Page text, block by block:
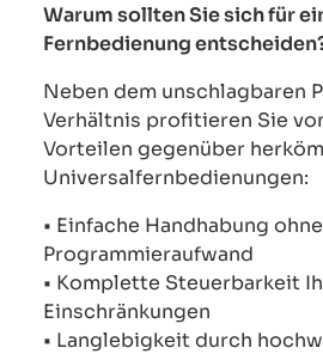
Warum sollten Sie sich für
Fernbedienung
Neben dem unschlagbaren
Verhältnis profitieren Sie
Vorteilen gegenüber
Universalfernbedienungen:
• Einfache Handhabung ohne
Programmieraufwand
• Komplette Steuerbarkeit
Einschränkungen
• Langlebigkeit durch